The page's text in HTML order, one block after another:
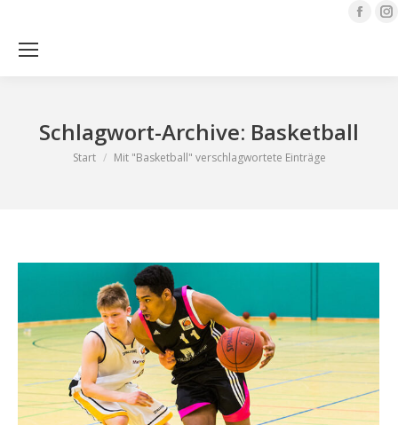
Schlagwort-Archive: Basketball
Sie befinden sich hier:
Start Mit "Basketball" verschlagwortete Einträge